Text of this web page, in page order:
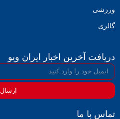
ورزشی
گالری
دریافت آخرین اخبار ایران ویو
ارسال
تماس با ما